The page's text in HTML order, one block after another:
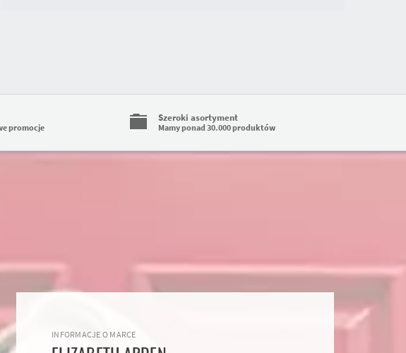
promocje
Szeroki asortyment
Mamy ponad 30.000 produktów
INFORMACJE O MARCE